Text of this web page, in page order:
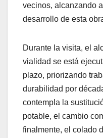
vecinos, alcanzando
desarrollo de esta
Durante la visita, el
vialidad se está
plazo, priorizando
durabilidad por
contempla la
potable, el cambio
finalmente, el colado